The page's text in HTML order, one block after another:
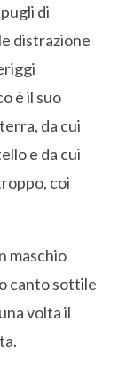
di
distrazione
è il suo
da cui
e da cui
coi
maschio
canto sottile
volta il